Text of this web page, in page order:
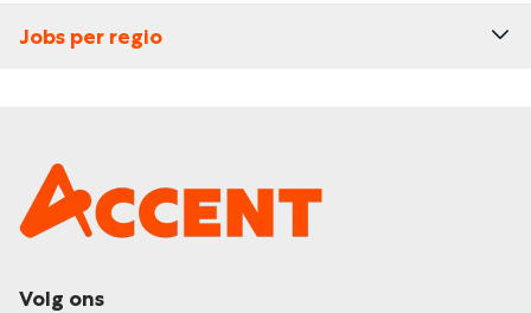
Jobs per regio
Volg ons